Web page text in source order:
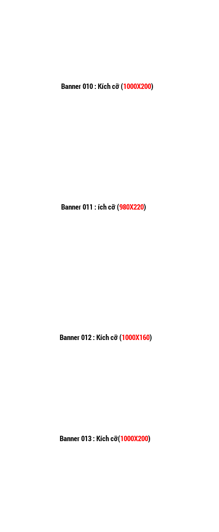
Banner 010 : Kích cỡ (1000X200)
Banner 011 : ích cỡ (980X220)
Banner 012 : Kích cỡ (1000X160)
Banner 013 : Kích cỡ(1000X200)